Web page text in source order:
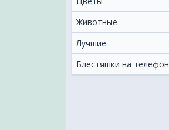
Животные
Лучшие
Блестяшки на телефон